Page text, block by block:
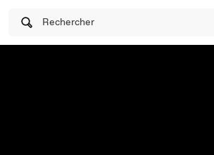
Rechercher